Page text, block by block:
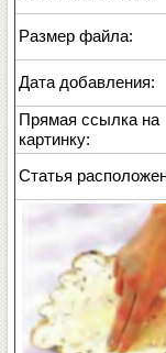
Размер файла:
Дата добавления:
Прямая ссылка на
картинку:
Статья